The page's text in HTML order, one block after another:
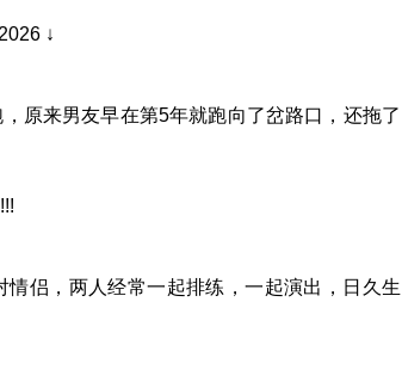
↓
原来男友早在第5年就跑向了岔路口，还拖了
侣，两人经常一起排练，一起演出，日久生